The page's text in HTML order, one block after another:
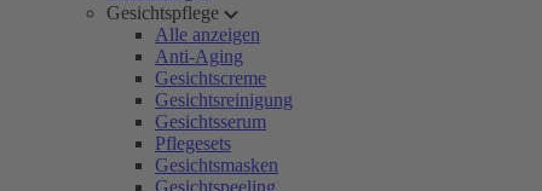
Gesichtspflege
Alle anzeigen
Anti-Aging
Gesichtscreme
Gesichtsreinigung
Gesichtsserum
Pflegesets
Gesichtsmasken
Gesichtspeeling